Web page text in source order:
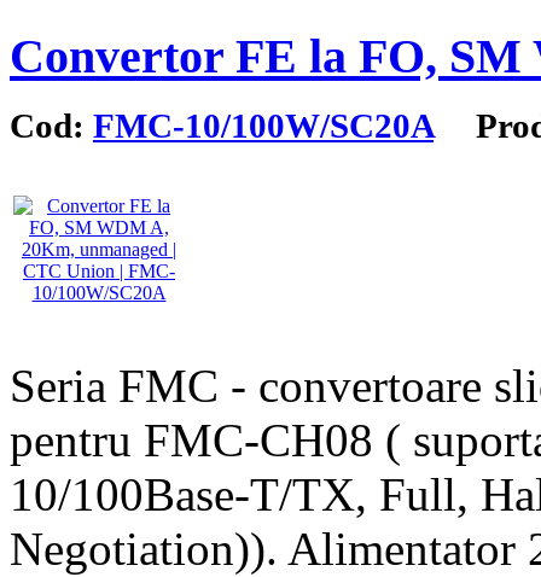
Convertor FE la FO,
Cod: FMC-10/100W/SC20A
Seria FMC - convertoare
pentru FMC-CH08 (
10/100Base-T/TX, Full,
Negotiation)). Alimentator